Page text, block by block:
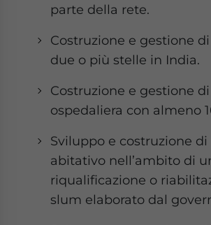
parte della rete.
Costruzione e gestione
due o più stelle in India.
Costruzione e gestione
ospedaliera con almeno
Sviluppo e costruzione
abitativo nell’ambito di
riqualificazione o
slum elaborato dal